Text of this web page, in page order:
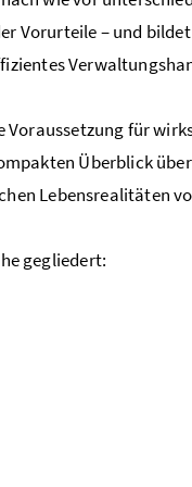
Vorurteile – und
für
Überblick
Lebensrealitäten
gegliedert: